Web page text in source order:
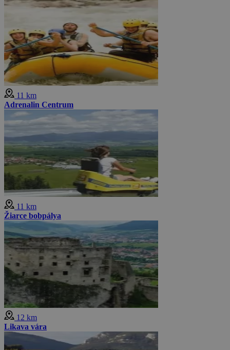
11 km
Adrenalin Centrum
11 km
Žiarce bobpálya
12 km
Likava vára